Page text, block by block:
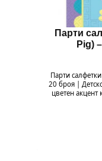
Парти
Pig)
Парти
20 броя |
цветен акцент